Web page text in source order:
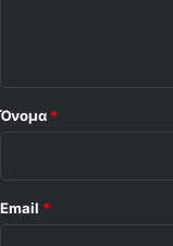
Όνομα *
Email *